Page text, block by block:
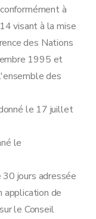
à
visant à la mise
des Nations
1995 et
des
le 17 juillet
le
30 jours adressée
application de
le Conseil